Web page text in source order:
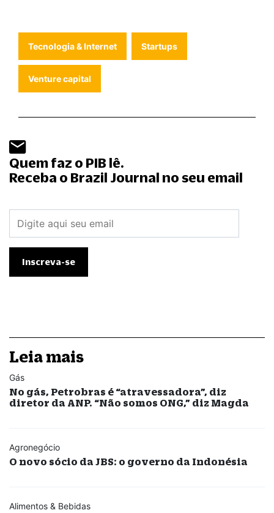
Tecnologia & Internet Startups
Venture capital
Quem faz o PIB lê.
Receba o Brazil Journal no seu email
Leia mais
Gás
No gás, Petrobras é “atravessadora”, diz
diretor da ANP. “Não somos ONG,” diz Magda
Agronegócio
O novo sócio da JBS: o governo da Indonésia
Alimentos & Bebidas